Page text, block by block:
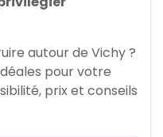
autour de Vichy ?
pour votre
prix et conseils